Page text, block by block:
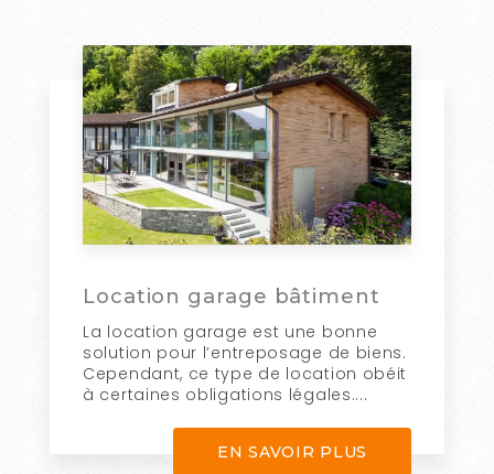
Location garage bâtiment
La location garage est une bonne
solution pour l’entreposage de biens.
Cependant, ce type de location obéit
à certaines obligations légales....
EN SAVOIR PLUS